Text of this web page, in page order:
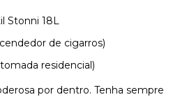
Stonni 18L
de cigarros)
residencial)
por dentro. Tenha sempre